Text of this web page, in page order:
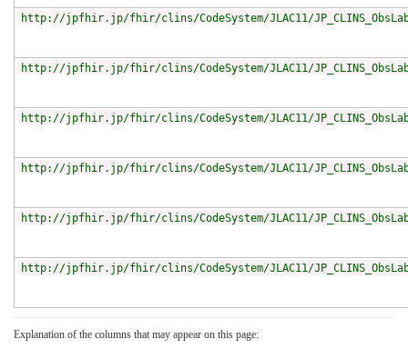
http://jpfhir.jp/fhir/clins/CodeSystem/JLAC11/
http://jpfhir.jp/fhir/clins/CodeSystem/JLAC11/
http://jpfhir.jp/fhir/clins/CodeSystem/JLAC11/
http://jpfhir.jp/fhir/clins/CodeSystem/JLAC11/
http://jpfhir.jp/fhir/clins/CodeSystem/JLAC11/
http://jpfhir.jp/fhir/clins/CodeSystem/JLAC11/
Explanation of the columns that may appear on this page: